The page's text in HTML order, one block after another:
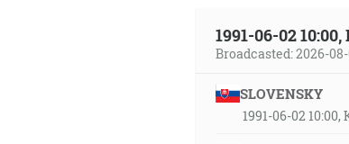
1991-06-02
Broadcasted: 2026-08-
SLOVENSKY
1991-06-02 10:00,